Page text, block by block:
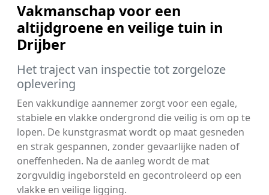
Vakmanschap voor een
altijdgroene en veilige tuin in
Drijber
Het traject van inspectie tot zorgeloze
oplevering
Een vakkundige aannemer zorgt voor een egale,
stabiele en vlakke ondergrond die veilig is om op te
lopen. De kunstgrasmat wordt op maat gesneden
en strak gespannen, zonder gevaarlijke naden of
oneffenheden. Na de aanleg wordt de mat
zorgvuldig ingeborsteld en gecontroleerd op een
vlakke en veilige ligging.